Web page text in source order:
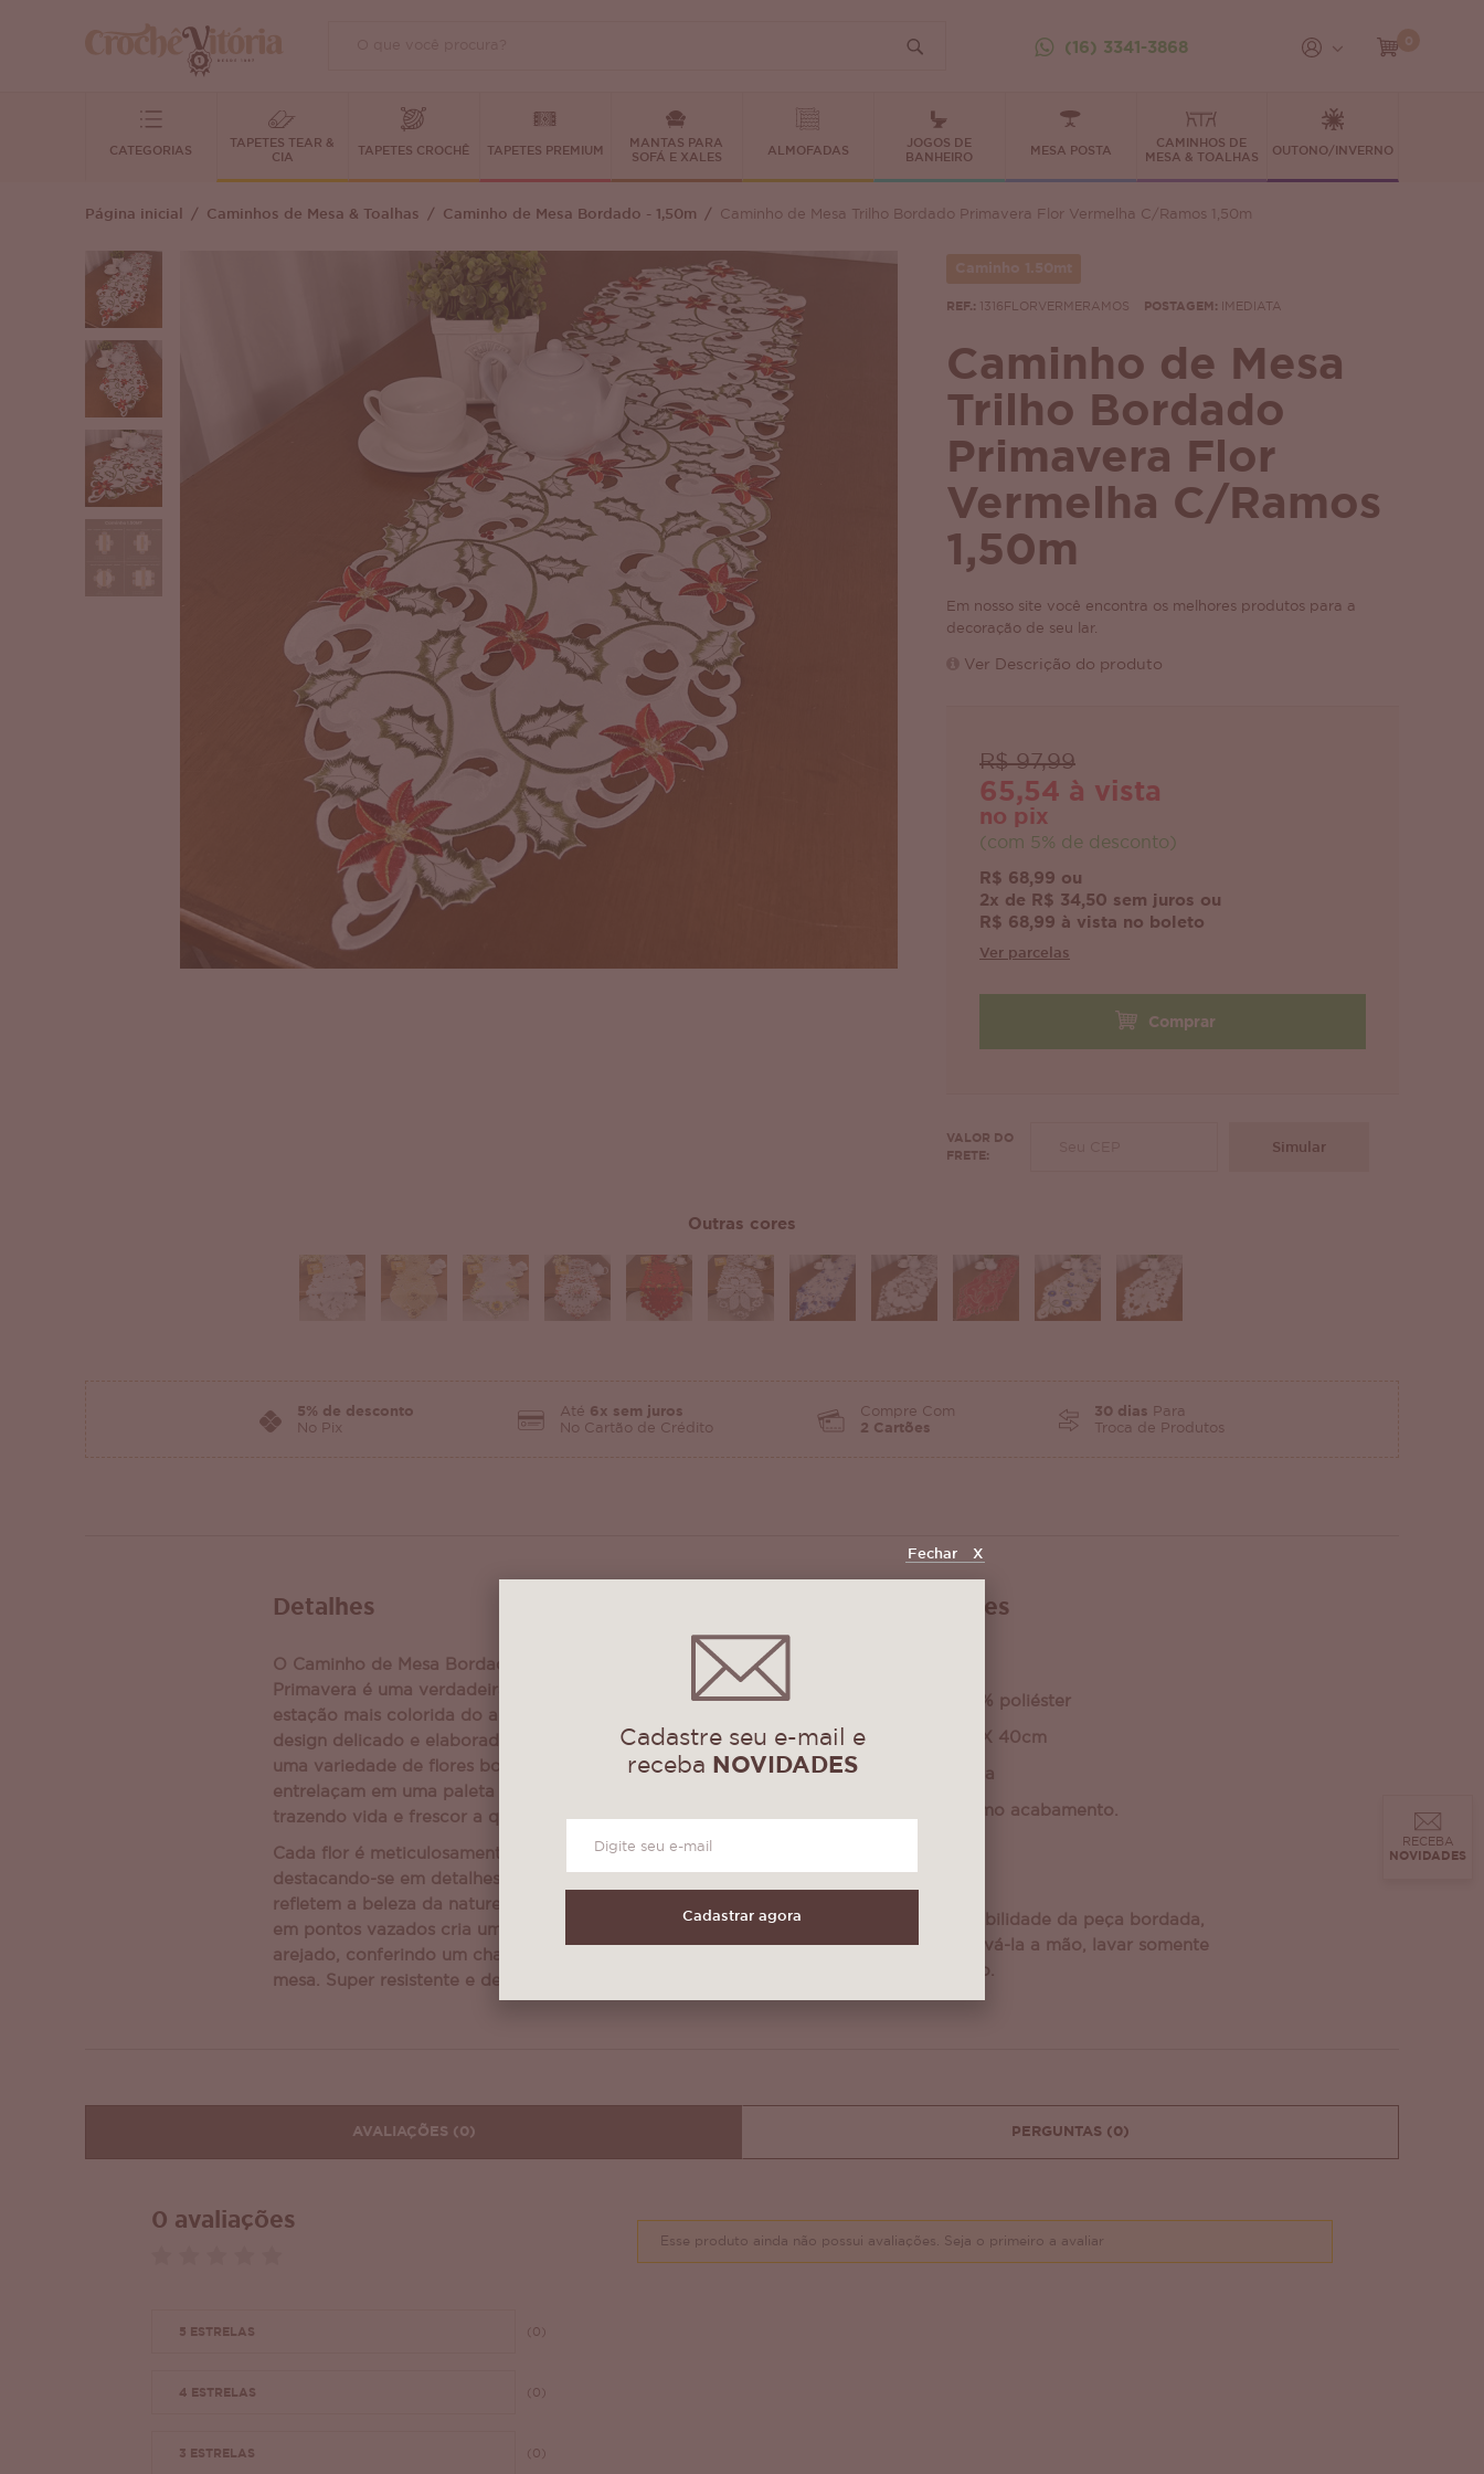
(16) 3341-3868
CATEGORIAS
TAPETES TEAR &
CIA
TAPETES CROCHÊ TAPETES PREMIUM
MANTAS PARA
SOFÁ E XALES
ALMOFADAS
JOGOS DE
BANHEIRO
MESA POSTA
CAMINHOS DE
MESA & TOALHAS
OUTONO/INVERNO
Página inicial Caminhos de Mesa & Toalhas Caminho de Mesa Bordado - 1,50m Caminho de Mesa Trilho Bordado Primavera Flor Vermelha C/Ramos 1,50m
REF.: 1316FLORVERMERAMOS POSTAGEM: IMEDIATA
Caminho de Mesa
Trilho Bordado
Primavera Flor
Vermelha C/Ramos
1,50m
Em nosso site você encontra os melhores produtos para a
decoração de seu lar.
Ver Descrição do produto
R$ 97,99
65,54 à vista
no pix
(com 5% de desconto)
R$ 68,99 ou
2x de R$ 34,50 sem juros ou
R$ 68,99 à vista no boleto
Ver parcelas
Comprar
VALOR DO
FRETE:
Simular
Outras cores
5% de desconto
No Pix
Até 6x sem juros
No Cartão de Crédito
Compre Com
2 Cartões
30 dias Para
Troca de Produtos
Detalhes
O Caminho de Mesa Bordado da coleção
Primavera é uma verdadeira celebração da
estação mais colorida do ano. Com um
design delicado e elaborado, ele apresenta
uma variedade de flores bordadas que se
entrelaçam em uma paleta vibrante,
trazendo vida e frescor a qualquer ambiente.
Cada flor é meticulosamente trabalhada,
destacando-se em detalhes sutis que
refletem a beleza da natureza. O bordado
em pontos vazados cria um efeito leve e
arejado, conferindo um charme especial à
mesa. Super resistente e de alta qualidade!
Especificações
Composição: 100% poliéster
Tamanho: 1,50mt X 40cm
Quantidade: 1 peça
Bordado com ótimo acabamento.
Para a maior durabilidade da peça bordada,
recomendamos lavá-la a mão, lavar somente
com sabão Neutro.
AVALIAÇÕES (0) PERGUNTAS (0)
0 avaliações
5 ESTRELAS (0)
4 ESTRELAS (0)
3 ESTRELAS (0)
Esse produto ainda não possui avaliações. Seja o primeiro a avaliar
Cadastre seu e-mail e
receba NOVIDADES
Cadastrar agora
Fechar X
RECEBA
NOVIDADES